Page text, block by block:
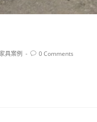
具案例 0 Comments